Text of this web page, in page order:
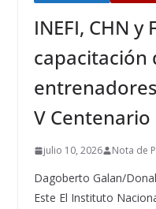
INEFI, CHN y
capacitación
V Centenario
julio 10, 2026 Nota de
Dagoberto Galan/
Este El Instituto